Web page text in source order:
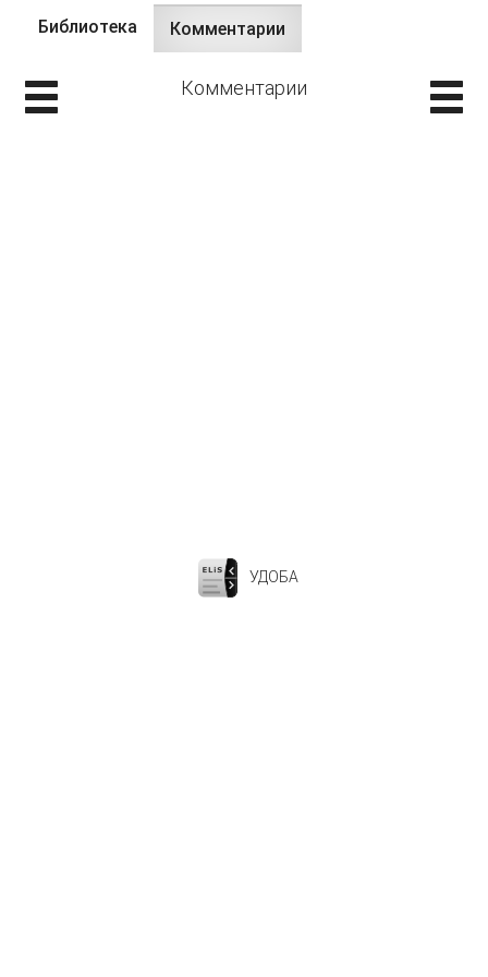
Главные вкладки
Библиотека Комментарии
вкладка)
Комментарии
УДОБА